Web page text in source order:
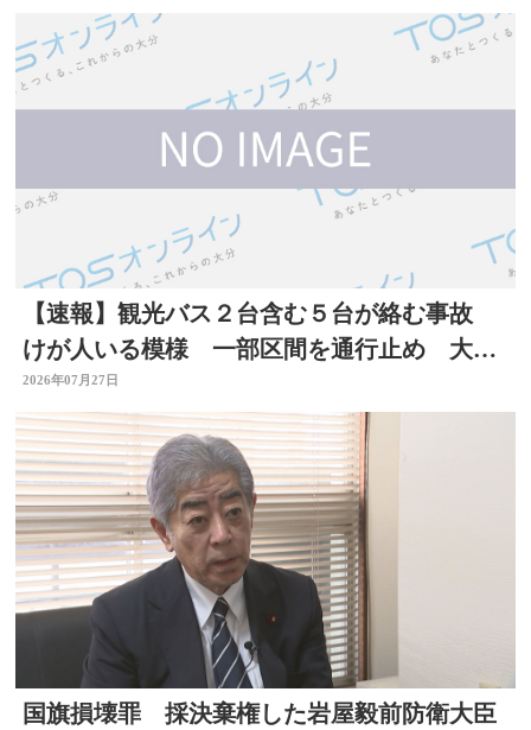
【速報】観光バス２台含む５台が絡む事故
けが人いる模様 一部区間を通行止め 大分
自動車道
2026年07月27日
国旗損壊罪 採決棄権した岩屋毅前防衛大臣